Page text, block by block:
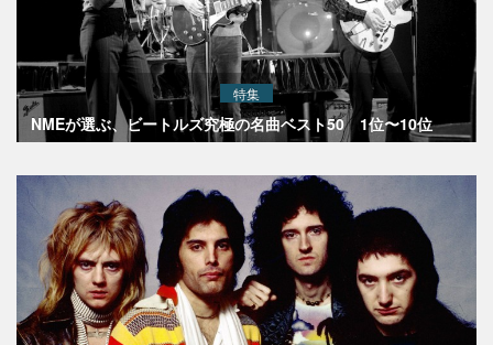
特集
NMEが選ぶ、ビートルズ究極の名曲ベスト50 1位〜10位